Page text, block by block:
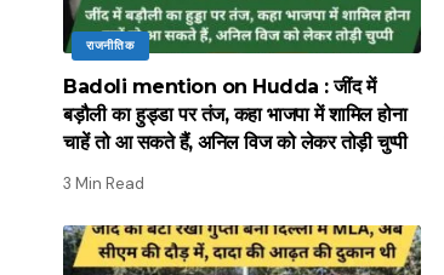
राजनीतिक
Badoli mention on Hudda : जींद में
बड़ौली का हुड्डा पर तंज, कहा भाजपा में शामिल होना
चाहें तो आ सकते हैं, अनिल विज को लेकर तोड़ी चुप्पी
3 Min Read